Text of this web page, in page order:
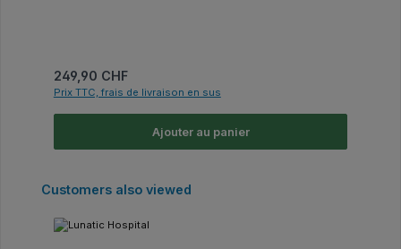
Prix régulier :
249,90 CHF
Prix TTC, frais de livraison en sus
Ajouter au panier
Ignorer la galerie de produits
Customers also viewed